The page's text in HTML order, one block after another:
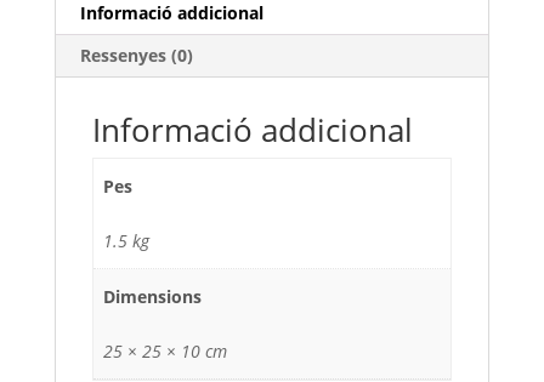
Informació addicional
Ressenyes (0)
Informació addicional
Pes
1.5 kg
Dimensions
25 × 25 × 10 cm